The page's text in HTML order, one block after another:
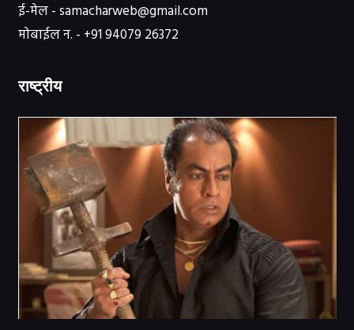
ई-मेल - samacharweb@gmail.com
मोबाईल न. - +91 94079 26372
राष्ट्रीय